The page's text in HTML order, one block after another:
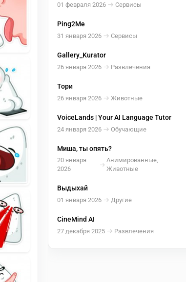
01 февраля 2026 Сервисы
Ping2Me
31 января 2026 Сервисы
Gallery_Kurator
26 января 2026 Развлечения
Тори
26 января 2026 Животные
VoiceLands | Your AI Language Tutor
24 января 2026 Обучающие
Миша, ты опять?
20 января
2026
Анимированные,
Животные
Выдыхай
01 января 2026 Другие
CineMind AI
27 декабря 2025 Развлечения